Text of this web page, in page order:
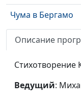
Чума в Бергамо
Притча
наказание
Михайлович
Достоевский)
Описание
Стихотворение
Ведущий: